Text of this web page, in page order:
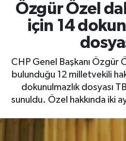
Özgür Özel
için 14
CHP Genel Başkanı Özgür
bulunduğu 12 milletvekili
dokunulmazlık dosyası
sunuldu. Özel hakkında iki